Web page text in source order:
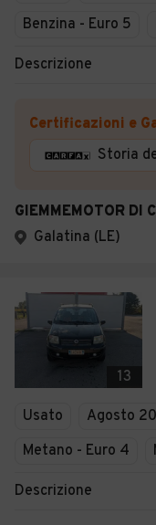
Benzina - Euro 5
Descrizione
Certificazioni e
Storia
GIEMMEMOTOR DI
Galatina (LE)
13
Usato Agosto
Metano - Euro 4
Descrizione